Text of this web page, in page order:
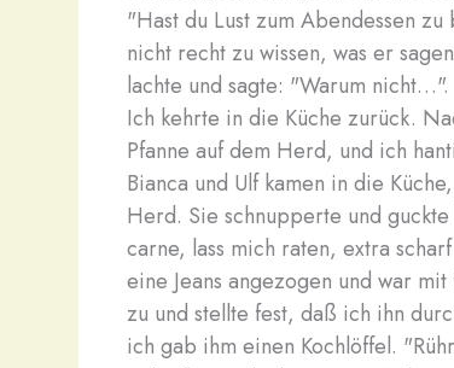
"Hast du Lust zum Abendessen
nicht recht zu wissen, was er
lachte und sagte: "Warum nicht…".
Ich kehrte in die Küche zurück.
Pfanne auf dem Herd, und ich
Bianca und Ulf kamen in die
Herd. Sie schnupperte und
carne, lass mich raten, extra
eine Jeans angezogen und war
zu und stellte fest, daß ich ihn
ich gab ihm einen Kochlöffel.